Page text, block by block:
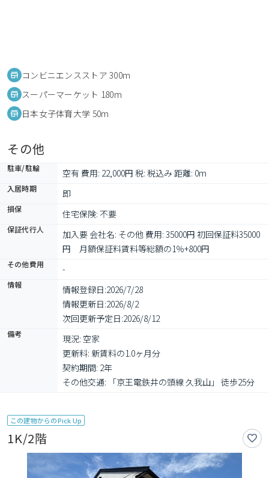
コンビニエンスストア 300m
スーパーマーケット 180m
日本女子体育大学 50m
その他
駐車/駐輪 空有 費用: 22,000円 税: 税込み 距離: 0m
入居時期 即
損保 住宅保険: 不要
保証代行人
加入要 会社名: その他 費用: 35000円 初回保証料35000
円　月額保証料賃料等総額の1％+800円
その他費用 -
情報 情報登録日:2026/7/28
情報更新日:2026/8/2
次回更新予定日:2026/8/12
備考
現況: 空家
更新料: 新賃料の1.0ヶ月分
契約期間: 2年
その他交通: 「京王電鉄井の頭線 久我山」 徒歩25分
この建物からのPick Up
1K/2階